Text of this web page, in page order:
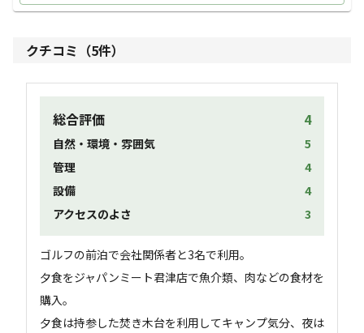
クチコミ（5件）
総合評価 4
自然・環境・雰囲気
5
管理
4
設備
4
アクセスのよさ
3
ゴルフの前泊で会社関係者と3名で利用。
夕食をジャパンミート君津店で魚介類、肉などの食材を
購入。
夕食は持参した焚き木台を利用してキャンプ気分、夜は